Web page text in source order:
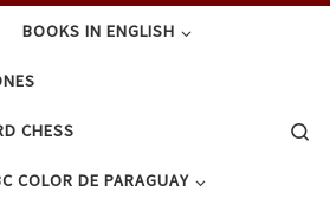
BOOKS IN ENGLISH
CHESS
COLOR DE PARAGUAY